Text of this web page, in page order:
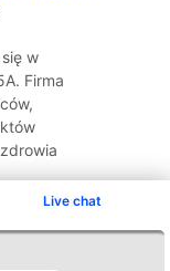
Live chat
w
Firma